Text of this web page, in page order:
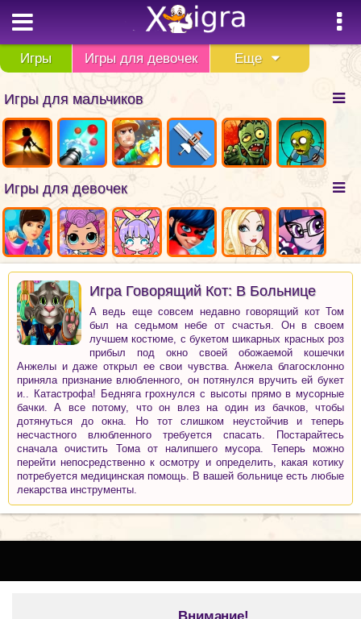
Игры Игры для девочек Еще
Игры для мальчиков
Игры для девочек
Игра Говорящий Кот: В Больнице
А ведь еще совсем недавно говорящий кот Том
был на седьмом небе от счастья. Он в своем
лучшем костюме, с букетом шикарных красных роз
прибыл под окно своей обожаемой кошечки
Анжелы и даже открыл ее свои чувства. Анжела благосклонно
приняла признание влюбленного, он потянулся вручить ей букет
и.. Катастрофа! Бедняга грохнулся с высоты прямо в мусорные
бачки. А все потому, что он влез на один из бачков, чтобы
дотянуться до окна. Но тот слишком неустойчив и теперь
несчастного влюбленного требуется спасать. Постарайтесь
сначала очистить Тома от налипшего мусора. Теперь можно
перейти непосредственно к осмотру и определить, какая котику
потребуется медицинская помощь. В вашей больнице есть любые
лекарства инструменты.